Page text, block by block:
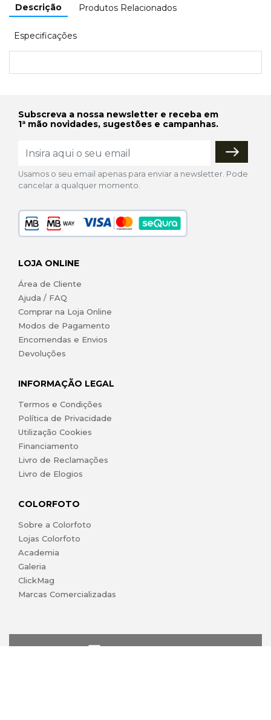
Descrição Produtos Relacionados
Especificações
Subscreva a nossa newsletter e receba em
1ª mão novidades, sugestões e campanhas.
Usamos o seu email apenas para enviar a newsletter. Pode
cancelar a qualquer momento.
LOJA ONLINE
Área de Cliente
Ajuda / FAQ
Comprar na Loja Online
Modos de Pagamento
Encomendas e Envios
Devoluções
INFORMAÇÃO LEGAL
Termos e Condições
Política de Privacidade
Utilização Cookies
Financiamento
Livro de Reclamações
Livro de Elogios
COLORFOTO
Sobre a Colorfoto
Lojas Colorfoto
Academia
Galeria
ClickMag
Marcas Comercializadas
lojaonline@colorfoto.pt